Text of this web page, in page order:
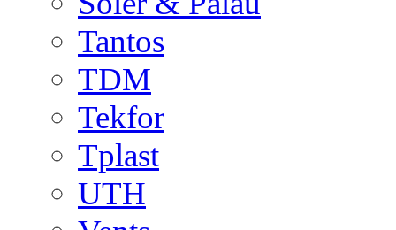
Tantos
TDM
Tekfor
Tplast
UTH